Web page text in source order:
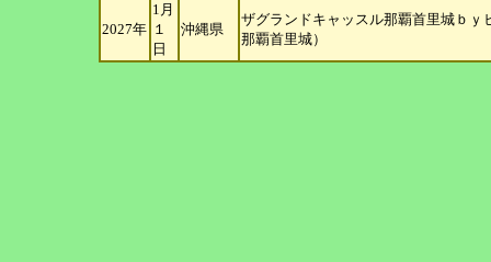
2027年
1月
１
日
沖縄県
ザグランドキャッスル那覇首里城ｂ
那覇首里城）